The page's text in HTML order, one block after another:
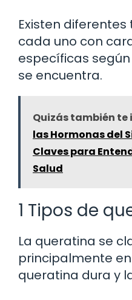
Existen
cada uno con
específicas
se encuentra.
Quizás también te
las Hormonas del
Claves para
Salud
1 Tipos de
La queratina se
principalmente
queratina dura y